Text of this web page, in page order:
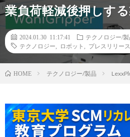
業負荷軽減後押しす
2024.01.30 11:17:41
テクノロジー/製
テクノロジー
ロボット プレスリリー
HOME テクノロジー/製品